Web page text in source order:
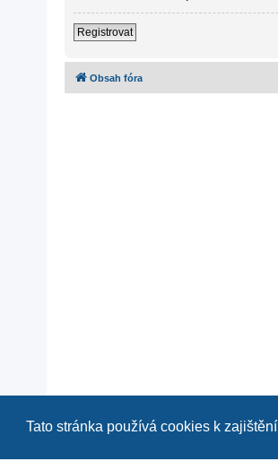
Tato stránka používá cookies k
Registrovat
Obsah fóra